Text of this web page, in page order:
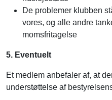
De problemer klubben
vores, og alle andre
momsfritagelse
5. Eventuelt
Et medlem anbefaler af, at
understøttelse af